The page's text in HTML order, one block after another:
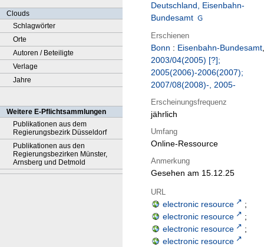
Clouds
Schlagwörter
Orte
Autoren / Beteiligte
Verlage
Jahre
Weitere E-Pflichtsammlungen
Publikationen aus dem
Regierungsbezirk Düsseldorf
Publikationen aus den
Regierungsbezirken Münster,
Arnsberg und Detmold
Deutschland, Eisenbahn-
Bundesamt
Erschienen
Bonn : Eisenbahn-Bundesamt,
2003/04(2005) [?];
2005(2006)-2006(2007);
2007/08(2008)-, 2005-
Erscheinungsfrequenz
jährlich
Umfang
Online-Ressource
Anmerkung
Gesehen am 15.12.25
URL
electronic resource
;
electronic resource
;
electronic resource
;
electronic resource